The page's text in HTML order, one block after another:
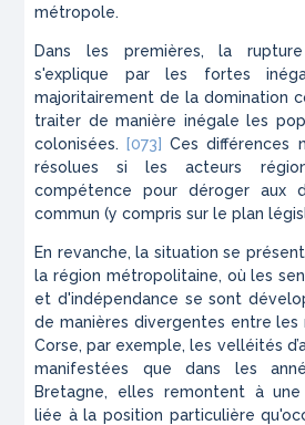
métropole.
Dans les premières, la
s'explique par les fortes
majoritairement de la domination
traiter de manière inégale les
colonisées. [073] Ces différences
résolues si les acteurs
compétence pour déroger aux
commun (y compris sur le plan
En revanche, la situation se
la région métropolitaine, où les
et d'indépendance se sont
de manières divergentes entre les
Corse, par exemple, les velléités
manifestées que dans les
Bretagne, elles remontent à une
liée à la position particulière